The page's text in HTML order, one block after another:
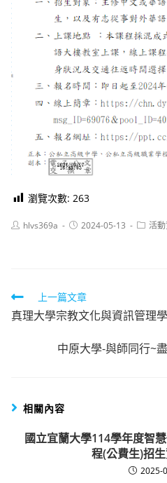
瀏覽次數: 263
Posthlvs369a
Post2024-05-13
Post活
Read
more
上一篇文章
真理大學宗教文化與資訊管理
中原大學-與師同行~
相關內容
國立宜蘭大學114學年度智
程(公費生)招
2025-